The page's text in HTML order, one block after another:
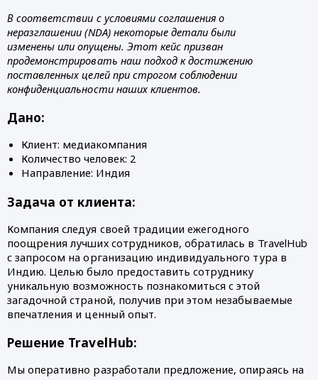
В соответствии с условиями соглашения о
неразглашении (NDA) некоторые детали были
изменены или опущены. Этот кейс призван
продемонстрировать наш подход к достижению
поставленных целей при строгом соблюдении
конфиденциальности наших клиентов.
Дано:
Клиент: медиакомпания
Количество человек: 2
Направление: Индия
Задача от клиента:
Компания следуя своей традиции ежегодного
поощрения лучших сотрудников, обратилась в TravelHub
с запросом на организацию индивидуального тура в
Индию. Целью было предоставить сотруднику
уникальную возможность познакомиться с этой
загадочной страной, получив при этом незабываемые
впечатления и ценный опыт.
Решение TravelHub:
Мы оперативно разработали предложение, опираясь на